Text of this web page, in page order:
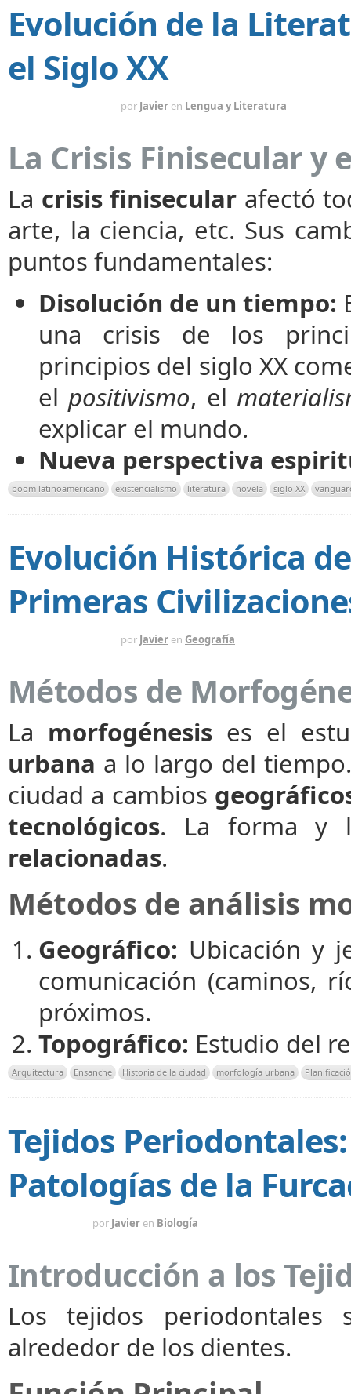
Evolución de la
el Siglo XX
por Javier en Lengua y Literatura
La Crisis Finisecular y
La crisis finisecular afectó
arte, la ciencia, etc. Sus
puntos fundamentales:
Disolución de un tiempo:
una crisis de los
principios del siglo XX
el positivismo, el
explicar el mundo.
Nueva perspectiva
boom latinoamericano existencialismo literatura novela siglo XX
Evolución Histórica
Primeras
por Javier en Geografía
Métodos de
La morfogénesis es el
urbana a lo largo del
ciudad a cambios
tecnológicos. La forma y
relacionadas.
Métodos de análisis
Geográfico: Ubicación y
comunicación (caminos,
próximos.
Topográfico: Estudio del
Arquitectura Ensanche Historia de la ciudad morfología urbana
Tejidos
Patologías de la
por Javier en Biología
Introducción a los
Los tejidos periodontales
alrededor de los dientes.